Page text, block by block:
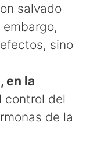
salvado
sino
en la
control del
de la